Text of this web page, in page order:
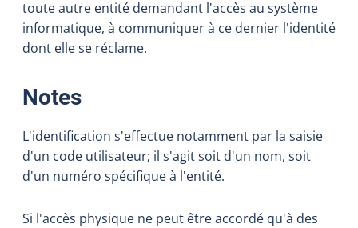
toute autre entité demandant l'accès au système
informatique, à communiquer à ce dernier l'identité
dont elle se réclame.
Notes:
L'identification s'effectue notamment par la saisie
d'un code utilisateur; il s'agit soit d'un nom, soit
d'un numéro spécifique à l'entité.
Si l'accès physique ne peut être accordé qu'à des